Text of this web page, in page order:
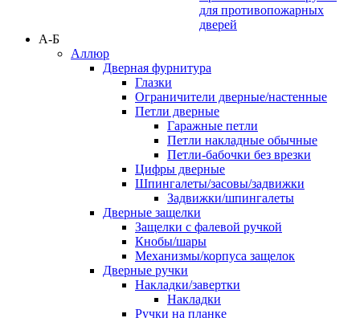
для противопожарных
дверей
А-Б
Аллюр
Дверная фурнитура
Глазки
Ограничители дверные/настенные
Петли дверные
Гаражные петли
Петли накладные обычные
Петли-бабочки без врезки
Цифры дверные
Шпингалеты/засовы/задвижки
Задвижки/шпингалеты
Дверные защелки
Защелки с фалевой ручкой
Кнобы/шары
Механизмы/корпуса защелок
Дверные ручки
Накладки/завертки
Накладки
Ручки на планке